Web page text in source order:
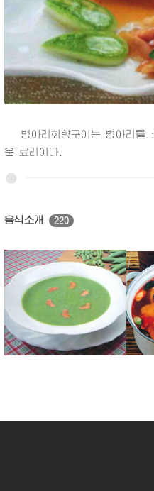
병아리회향구이는 병아리를
운 료리이다.
음식소개 220